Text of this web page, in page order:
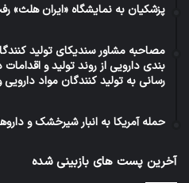
پزشکیان به نمایشگاه «ایران هلث»
مصاحبه مشاور سندیکای تولید
بندی دارویی از روند تولید و
رسانی به تولید کنندگان مواد
حمله آمریکا به انبار شیرخشک و
آخرین پست های بازبینی شده